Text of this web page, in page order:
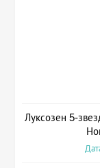
Луксозен 5-